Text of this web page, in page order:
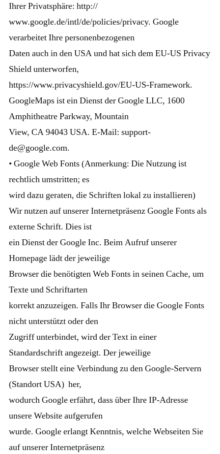
Ihrer Privatsphäre: http://
www.google.de/intl/de/policies/privacy. Google
verarbeitet Ihre personenbezogenen
Daten auch in den USA und hat sich dem EU-US Privacy
Shield unterworfen,
https://www.privacyshield.gov/EU-US-Framework.
GoogleMaps ist ein Dienst der Google LLC, 1600
Amphitheatre Parkway, Mountain
View, CA 94043 USA. E-Mail: support-
de@google.com.
• Google Web Fonts (Anmerkung: Die Nutzung ist
rechtlich umstritten; es
wird dazu geraten, die Schriften lokal zu installieren)
Wir nutzen auf unserer Internetpräsenz Google Fonts als
externe Schrift. Dies ist
ein Dienst der Google Inc. Beim Aufruf unserer
Homepage lädt der jeweilige
Browser die benötigten Web Fonts in seinen Cache, um
Texte und Schriftarten
korrekt anzuzeigen. Falls Ihr Browser die Google Fonts
nicht unterstützt oder den
Zugriff unterbindet, wird der Text in einer
Standardschrift angezeigt. Der jeweilige
Browser stellt eine Verbindung zu den Google-Servern
(Standort USA) her,
wodurch Google erfährt, dass über Ihre IP-Adresse
unsere Website aufgerufen
wurde. Google erlangt Kenntnis, welche Webseiten Sie
auf unserer Internetpräsenz